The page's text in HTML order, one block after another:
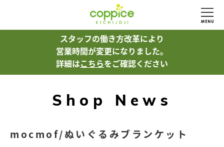
スタッフの働き方改革により
営業時間が変更になりました。
詳細はこちらをご確認ください
Shop News
mocmof/ぬいぐるみブランケット